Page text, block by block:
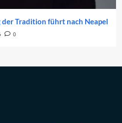
Tradition führt nach Neapel
0